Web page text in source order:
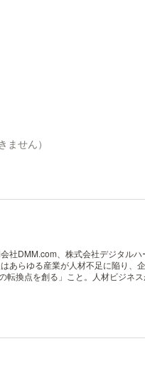
ません）
社DMM.com、株式会社デジタル
あらゆる産業が人材不足に陥り、
転換点を創る」こと。人材ビジネ